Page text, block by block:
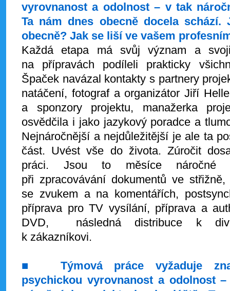
vyrovnanost a odolnost – v tak
Ta nám dnes obecně docela
obecně? Jak se liší ve vašem
Každá etapa má svůj význam a
na přípravách podíleli prakticky
Špaček navázal kontakty s partnery
natáčení, fotograf a organizátor Jiří
a sponzory projektu, manažerka
osvědčila i jako jazykový poradce a
Nejnáročnější a nejdůležitější je ale ta
část. Uvést vše do života. Zúročit
práci. Jsou to měsíce náročné
při zpracovávání dokumentů ve střižně,
se zvukem a na komentářích,
příprava pro TV vysílání, příprava a
DVD, následná distribuce k
k zákazníkovi.
■ Týmová práce vyžaduje
psychickou vyrovnanost a odolnost